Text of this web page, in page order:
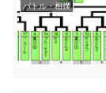
バトル・相撲